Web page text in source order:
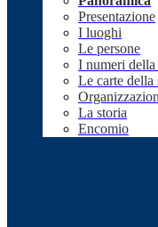
Presentazione
I luoghi
Le persone
I numeri della
Le carte della
La storia
Encomio